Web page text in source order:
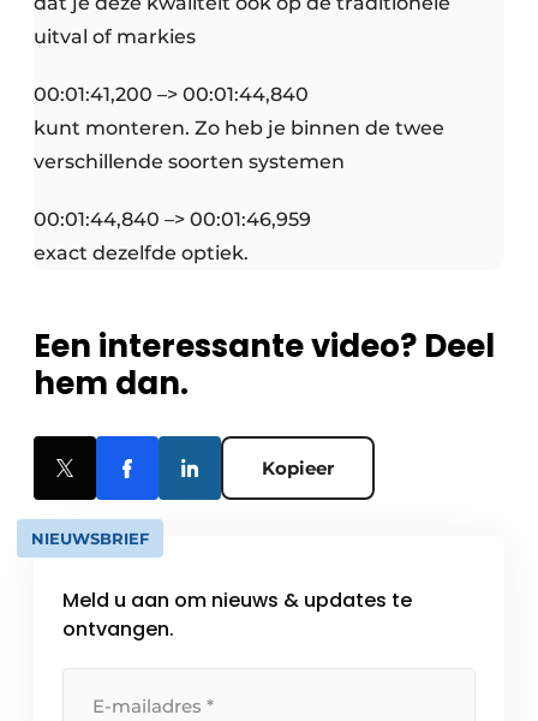
uitval of markies
00:01:41,200 –> 00:01:44,840
kunt monteren. Zo heb je binnen de twee
verschillende soorten systemen
00:01:44,840 –> 00:01:46,959
exact dezelfde optiek.
Een interessante video? Deel
hem dan.
Kopieer
NIEUWSBRIEF
Meld u aan om nieuws & updates te
ontvangen.